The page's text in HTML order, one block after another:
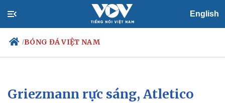
English
/BÓNG ĐÁ VIỆT NAM
Chính trị
Xã hội
Griezmann rực sáng, Atletico